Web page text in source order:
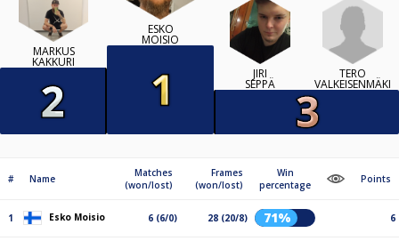
MARKUS
KAKKURI
ESKO
MOISIO
JIRI
SEPPÄ
TERO
VALKEISENMÄKI
# Name
Matches
(won/lost)
Frames
(won/lost)
Win
percentage
Points
1 Esko Moisio 6 (6/0) 28 (20/8) 71% 6